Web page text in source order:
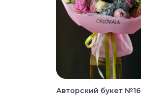
Авторский букет №16